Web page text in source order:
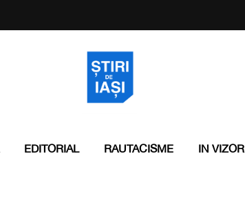
EDITORIAL RAUTACISME IN VIZOR